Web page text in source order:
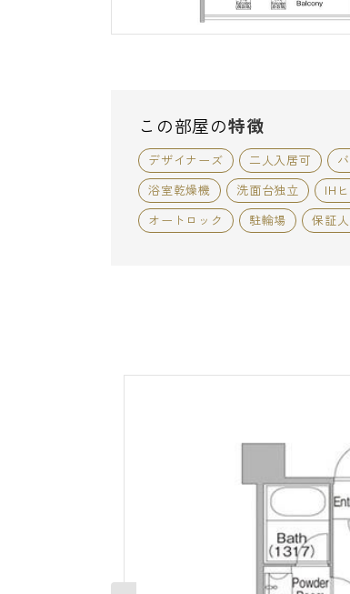
この部屋の特徴
デザイナーズ 二人入居可
浴室乾燥機
洗面台独立 IH
オートロック
駐輪場 保証